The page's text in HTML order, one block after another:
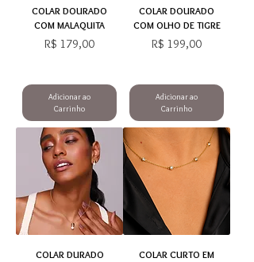
COLAR DOURADO
COM MALAQUITA
Preço
R$ 179,00
Adicionar ao
Carrinho
COLAR DOURADO
COM OLHO DE TIGRE
Preço
R$ 199,00
Adicionar ao
Carrinho
COLAR DURADO
COLAR CURTO EM